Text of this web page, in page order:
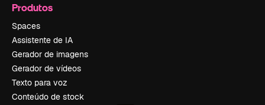
Produtos
Spaces
Assistente de IA
Gerador de imagens
Gerador de vídeos
Texto para voz
Conteúdo de stock